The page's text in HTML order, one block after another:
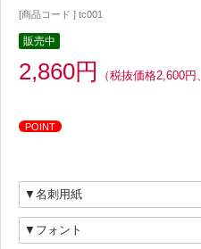
[商品コード ] tc001
販売中
2,860円 （税抜価格2,600円
POINT